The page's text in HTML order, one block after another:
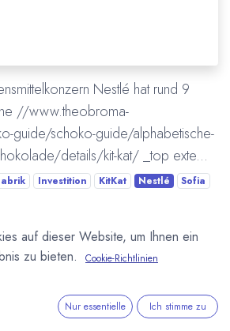
Nestlé hat rund 9
//www.theobroma-
guide/schoko-guide/alphabetische-
details/kit-kat/ _top exte...
Investition KitKat Nestlé
Sofia
auf dieser Website, um Ihnen ein
zu bieten.
Cookie-Richtlinien
Nur essentielle Ich stimme zu